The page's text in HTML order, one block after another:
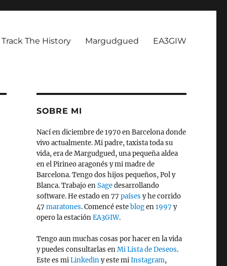
Track The History Margudgued EA3GIW
SOBRE MI
Nací en diciembre de 1970 en Barcelona donde
vivo actualmente. Mi padre, taxista toda su
vida, era de Margudgued, una pequeña aldea
en el Pirineo aragonés y mi madre de
Barcelona. Tengo dos hijos pequeños, Pol y
Blanca. Trabajo enSagedesarrollando
software. He estado en 77 países y he corrido
47 maratones. Comencé esteblogen1997 y
opero la estaciónEA3GIW.
Tengo aun muchas cosas por hacer en la vida
y puedes consultarlas enMi Lista de Deseos.
Este es miLinkediny este miInstagram,